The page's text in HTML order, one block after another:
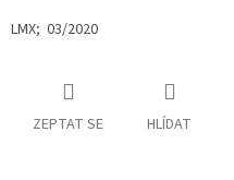
LMX; 03/2020
ZEPTAT SE HLÍDAT